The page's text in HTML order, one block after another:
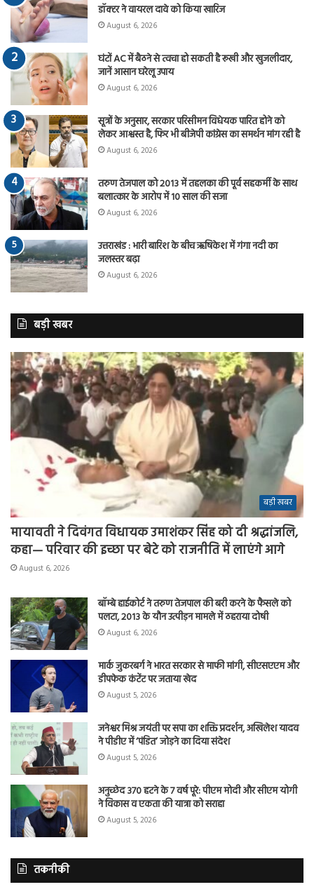
डॉक्टर ने वायरल दावे को किया खारिज
August 6, 2026
घंटों AC में बैठने से त्वचा हो सकती है रूखी और खुजलीदार,
जानें आसान घरेलू उपाय
August 6, 2026
सूत्रों के अनुसार, सरकार परिसीमन विधेयक पारित होने को
लेकर आश्वस्त है, फिर भी बीजेपी कांग्रेस का समर्थन मांग रही है
August 6, 2026
तरुण तेजपाल को 2013 में तहलका की पूर्व सहकर्मी के साथ
बलात्कार के आरोप में 10 साल की सजा
August 6, 2026
उत्तराखंड : भारी बारिश के बीच ऋषिकेश में गंगा नदी का
जलस्तर बढ़ा
August 6, 2026
बड़ी खबर
बड़ी खबर
मायावती ने दिवंगत विधायक उमाशंकर सिंह को दी श्रद्धांजलि,
कहा— परिवार की इच्छा पर बेटे को राजनीति में लाएंगे आगे
August 6, 2026
बॉम्बे हाईकोर्ट ने तरुण तेजपाल की बरी करने के फैसले को
पलटा, 2013 के यौन उत्पीड़न मामले में ठहराया दोषी
August 6, 2026
मार्क जुकरबर्ग ने भारत सरकार से माफी मांगी, सीएसएएम और
डीपफेक कंटेंट पर जताया खेद
August 5, 2026
जनेश्वर मिश्र जयंती पर सपा का शक्ति प्रदर्शन, अखिलेश यादव
ने पीडीए में ‘पंडित’ जोड़ने का दिया संदेश
August 5, 2026
अनुच्छेद 370 हटने के 7 वर्ष पूरे: पीएम मोदी और सीएम योगी
ने विकास व एकता की यात्रा को सराहा
August 5, 2026
तकनीकी